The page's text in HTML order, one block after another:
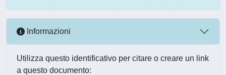
Informazioni
Utilizza questo identificativo per citare o creare un link
a questo documento: